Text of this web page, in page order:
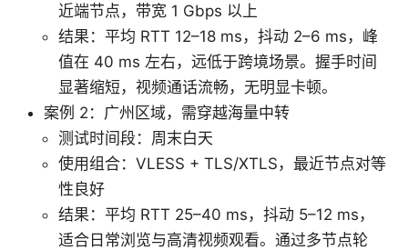
近端节点，带宽 1 Gbps 以上
结果：平均 RTT 12–18 ms，抖动 2–6 ms，峰
值在 40 ms 左右，远低于跨境场景。握手时间
显著缩短，视频通话流畅，无明显卡顿。
案例 2：广州区域，需穿越海量中转
测试时间段：周末白天
使用组合：VLESS + TLS/XTLS，最近节点对等
性良好
结果：平均 RTT 25–40 ms，抖动 5–12 ms，
适合日常浏览与高清视频观看。通过多节点轮